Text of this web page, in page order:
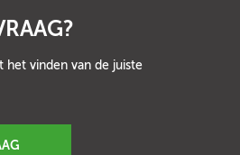
het vinden van de juiste